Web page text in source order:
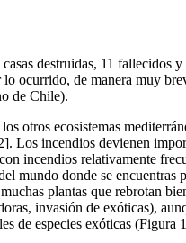
destruidas, 11 fallecidos
ocurrido, de manera muy
de Chile).
otros ecosistemas
Los incendios devienen
incendios relativamente
mundo donde se encuentras
plantas que rebrotan
invasión de exóticas),
de especies exóticas (Figura